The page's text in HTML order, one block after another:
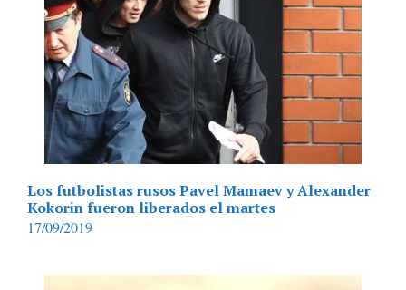
Los futbolistas rusos Pavel Mamaev y Alexander
Kokorin fueron liberados el martes
17/09/2019